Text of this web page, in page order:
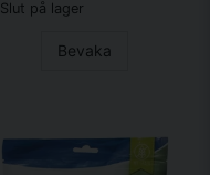
Slut på lager
Bevaka